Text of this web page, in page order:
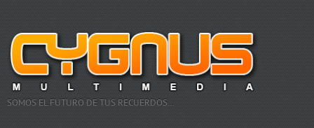
SOMOS EL FUTURO DE TUS RECUERDOS…